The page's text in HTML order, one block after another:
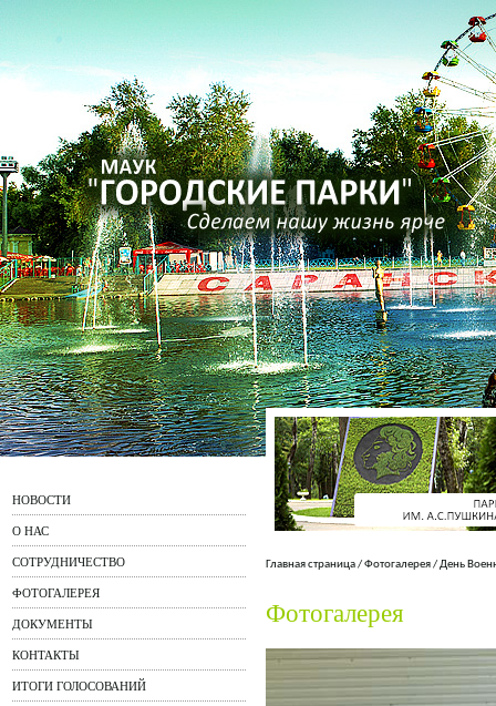
НОВОСТИ
О НАС
СОТРУДНИЧЕСТВО
ФОТОГАЛЕРЕЯ
ДОКУМЕНТЫ
КОНТАКТЫ
ИТОГИ ГОЛОСОВАНИЙ
Главная страница/Фотогалерея/День
Фотогалерея